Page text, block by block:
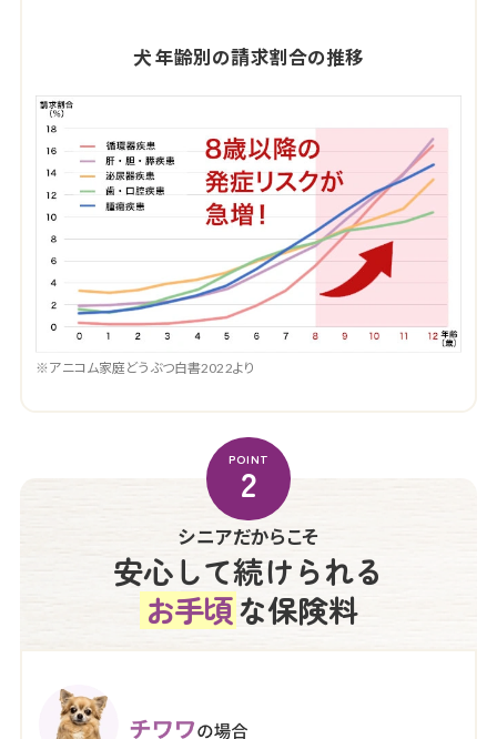
犬 年齢別の請求割合の推移
※アニコム家庭どうぶつ白書2022より
POINT
2
シニアだからこそ
安心して続けられる
お手頃な保険料